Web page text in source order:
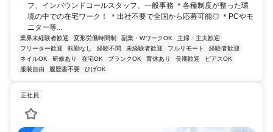
フ、インバウンドコールスタッフ、一般事務 ＊各種制度が整った環
境の中での在宅ワーク！ ＊出社不要で全国から応募可能◎ ＊PCやモ
ニター等...
業界未経験者歓迎 変形労働時間制 副業・WワークOK
主婦・主夫歓迎
フリーター歓迎
転勤なし 経験不問 未経験者歓迎 フルリモート
経験者歓迎
ネイルOK
研修あり 在宅OK ブランクOK 育休あり 長期歓迎
ピアスOK
服装自由
履歴書不要 ひげOK
正社員